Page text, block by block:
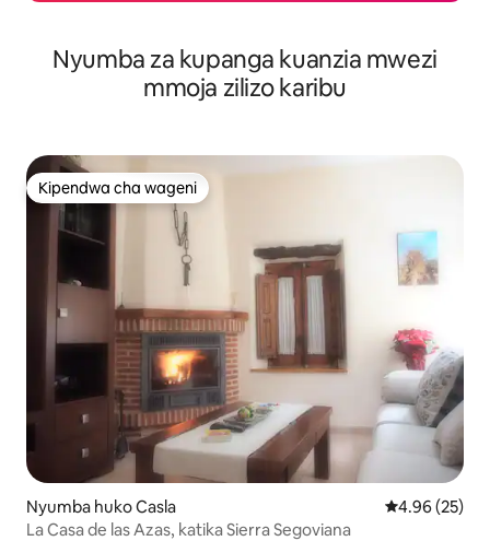
Nyumba za kupanga kuanzia mwezi
mmoja zilizo karibu
Kipendwa cha wageni
Kipendwa cha wageni
Nyumba huko Casla Ukadiriaji wa
4.96 (25)
La Casa de las Azas, katika Sierra Segoviana